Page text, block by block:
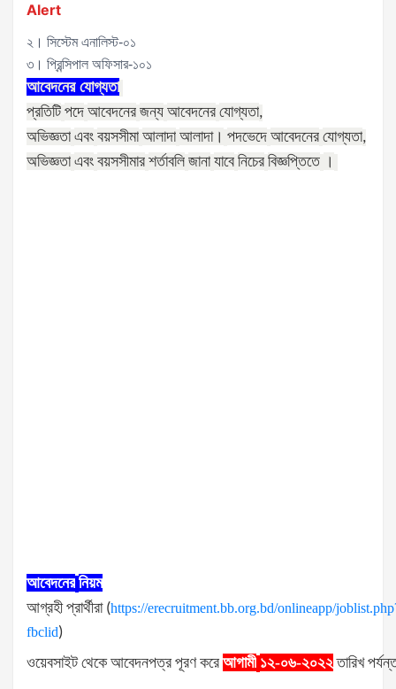
Alert
২। সিস্টেম এনালিস্ট-০১
৩। প্রিন্সিপাল অফিসার-১০১
আবেদনের যোগ্যতা
প্রতিটি পদে আবেদনের জন্য আবেদনের যোগ্যতা,
অভিজ্ঞতা এবং বয়সসীমা আলাদা আলাদা। পদভেদে আবেদনের যোগ্যতা,
অভিজ্ঞতা এবং বয়সসীমার শর্তাবলি জানা যাবে নিচের বিজ্ঞপ্তিতে ।
আবেদনের নিয়ম
আগ্রহী প্রার্থীরা(https://erecruitment.bb.org.bd/onlineapp/
fbclid)
ওয়েবসাইট থেকে আবেদনপত্র পূরণ করে আগামী ১২-০৬-২০২২ তারিখ